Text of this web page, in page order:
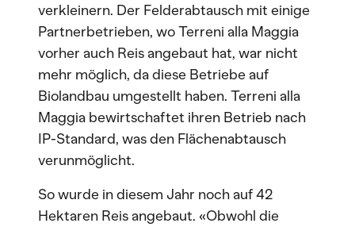
verkleinern. Der Felderabtausch mit einige
Partnerbetrieben, wo Terreni alla Maggia
vorher auch Reis angebaut hat, war nicht
mehr möglich, da diese Betriebe auf
Biolandbau umgestellt haben. Terreni alla
Maggia bewirtschaftet ihren Betrieb nach
IP-Standard, was den Flächenabtausch
verunmöglicht.
So wurde in diesem Jahr noch auf 42
Hektaren Reis angebaut. «Obwohl die